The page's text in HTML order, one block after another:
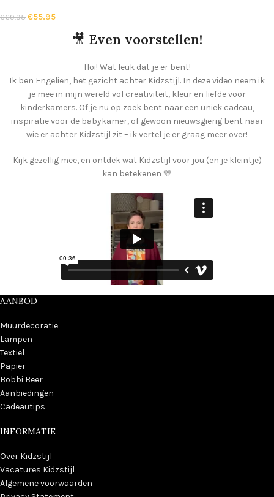
€69.95 €55.95
🎥 Even voorstellen!
Hoi! Wat leuk dat je er bent!
Ik ben Engelien, het gezicht achter Kidzstijl. In deze video neem ik
je mee in mijn wereld vol creativiteit, kleur en liefde voor
kinderkamers. Of je nu op zoek bent naar een uniek cadeau,
inspiratie voor de babykamer, of gewoon nieuwsgierig bent naar
wie er achter Kidzstijl zit – ik vertel je er graag meer over!
Kijk gezellig mee, en ontdek wat Kidzstijl voor jou (en je kleintje)
kan betekenen 💛
AANBOD
Muurdecoratie
Lampen
Textiel
Papier
Bobbi Beer
Aanbiedingen
Cadeautips
INFORMATIE
Over Kidzstijl
Vacatures Kidzstijl
Algemene voorwaarden